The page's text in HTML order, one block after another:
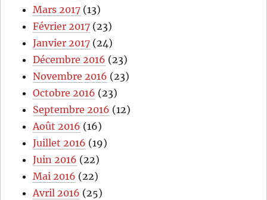
Mars 2017 (13)
Février 2017 (23)
Janvier 2017 (24)
Décembre 2016 (23)
Novembre 2016 (23)
Octobre 2016 (23)
Septembre 2016 (12)
Août 2016 (16)
Juillet 2016 (19)
Juin 2016 (22)
Mai 2016 (22)
Avril 2016 (25)